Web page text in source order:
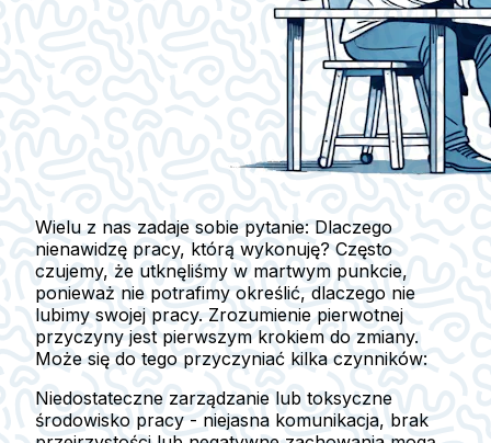
Wielu z nas zadaje sobie pytanie: Dlaczego
nienawidzę pracy, którą wykonuję? Często
czujemy, że utknęliśmy w martwym punkcie,
ponieważ nie potrafimy określić, dlaczego nie
lubimy swojej pracy. Zrozumienie pierwotnej
przyczyny jest pierwszym krokiem do zmiany.
Może się do tego przyczyniać kilka czynników:
Niedostateczne zarządzanie lub toksyczne
środowisko pracy - niejasna komunikacja, brak